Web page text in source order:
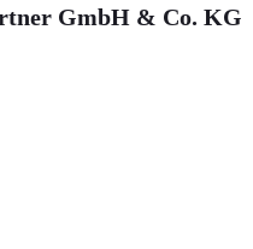
GmbH & Co. KG